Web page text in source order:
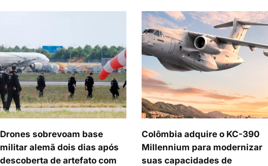
Drones sobrevoam base
militar alemã dois dias após
descoberta de artefato com
Colômbia adquire o KC-390
Millennium para modernizar
suas capacidades de